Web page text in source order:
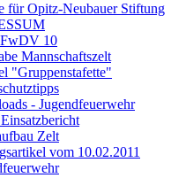
für Opitz-Neubauer Stiftung
10
Mannschaftszelt
"Gruppenstafette"
- Jugendfeuerwehr
Zelt
vom 10.02.2011